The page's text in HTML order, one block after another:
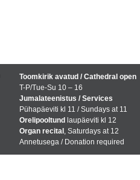
Toomkirik avatud / Cathedral open
T-P/Tue-Su 10 – 16
Jumalateenistus / Services
Pühapäeviti kl 11 / Sundays at 11
Orelipooltund laupäeviti kl 12
Organ recital , Saturdays at 12
Annetusega / Donation required